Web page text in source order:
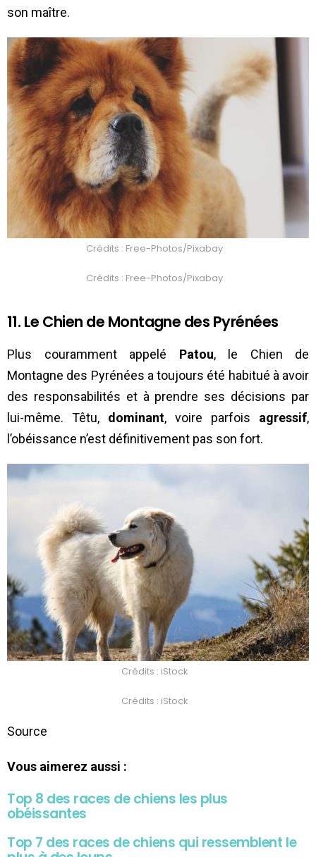
son maître.
Crédits : Free-Photos/Pixabay
Crédits : Free-Photos/Pixabay
11. Le Chien de Montagne des Pyrénées
Plus couramment appelé Patou, le Chien de
Montagne des Pyrénées a toujours été habitué à avoir
des responsabilités et à prendre ses décisions par
lui-même. Têtu, dominant, voire parfois agressif,
l’obéissance n’est définitivement pas son fort.
Crédits : iStock
Crédits : iStock
Source
Vous aimerez aussi :
Top 8 des races de chiens les plus
obéissantes
Top 7 des races de chiens qui ressemblent le